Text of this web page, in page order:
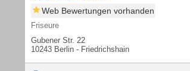
Web Bewertungen vorhanden
Friseure
Gubener Str. 22
10243 Berlin - Friedrichshain